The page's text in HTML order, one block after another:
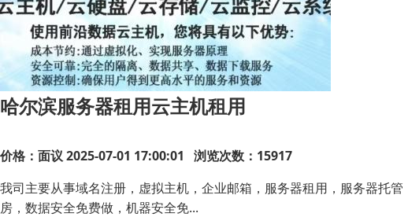
哈尔滨服务器租用云主机租用
价格：面议 2025-07-01 17:00:01 浏览次数：15917
我司主要从事域名注册，虚拟主机，企业邮箱，服务器租用，服务器托
房，数据安全免费做，机器安全免...